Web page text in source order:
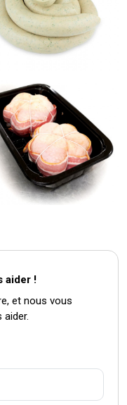
aider !
et nous vous